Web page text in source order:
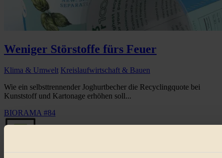
Weniger Störstoffe fürs Feuer
Klima & Umwelt Kreislaufwirtschaft & Bauen
Wie ein selbsttrennender Joghurtbecher die Recyclingquote bei
Kunststoff und Kartonage erhöhen soll...
BIORAMA #84